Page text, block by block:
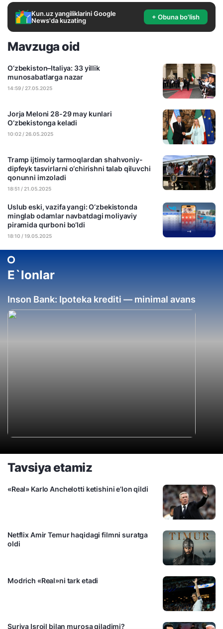
Kun.uz yangiliklarini Google
News'da kuzating
+ Obuna bo'lish
Mavzuga oid
O‘zbekiston–Italiya: 33 yillik
munosabatlarga nazar
14:59 / 27.05.2025
Jorja Meloni 28-29 may kunlari
O‘zbekistonga keladi
10:02 / 26.05.2025
Tramp ijtimoiy tarmoqlardan shahvoniy-
dipfeyk tasvirlarni o‘chirishni talab qiluvchi
qonunni imzoladi
18:51 / 21.05.2025
Uslub eski, vazifa yangi: O‘zbekistonda
minglab odamlar navbatdagi moliyaviy
piramida qurboni bo‘ldi
18:10 / 19.05.2025
E`lonlar
Inson Bank: Ipoteka krediti — minimal avans
Tavsiya etamiz
«Real» Karlo Anchelotti ketishini e’lon qildi
Netflix Amir Temur haqidagi filmni suratga
oldi
Modrich «Real»ni tark etadi
Suriya Isroil bilan murosa qiladimi?